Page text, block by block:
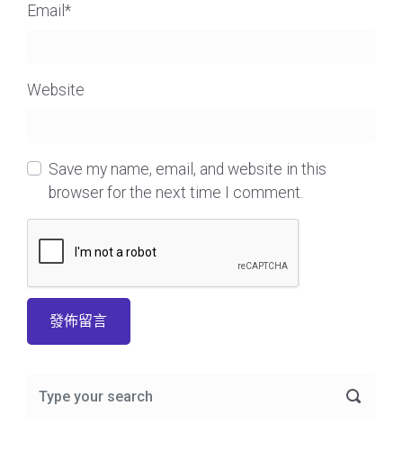
Email *
Website
Save my name, email, and website in this
browser for the next time I comment.